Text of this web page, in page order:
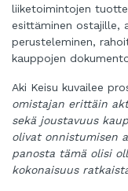
liiketoimintojen
esittäminen ostajille,
perusteleminen,
kauppojen
Aki Keisu kuvailee
omistajan erittäin
sekä joustavuus
olivat onnistumisen
panosta tämä olisi
kokonaisuus